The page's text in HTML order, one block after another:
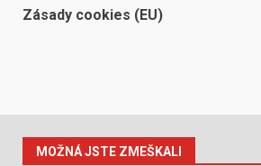
Zásady cookies (EU)
MOŽNÁ JSTE ZMEŠKALI